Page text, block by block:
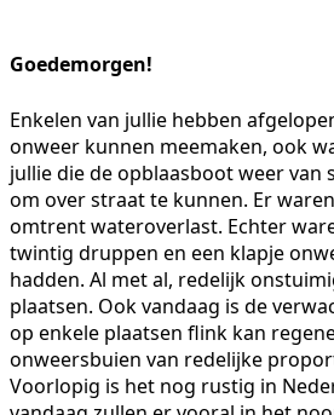
Goedemorgen!
Enkelen van jullie hebben
onweer kunnen meemaken, ook
jullie die de opblaasboot weer van
om over straat te kunnen. Er
omtrent wateroverlast. Echter
twintig druppen en een klapje
hadden. Al met al, redelijk
plaatsen. Ook vandaag is de
op enkele plaatsen flink kan
onweersbuien van redelijke
Voorlopig is het nog rustig in